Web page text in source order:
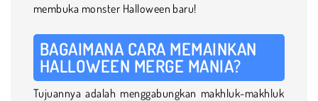
membuka monster Halloween baru!
BAGAIMANA CARA MEMAINKAN
HALLOWEEN MERGE MANIA?
Tujuannya adalah menggabungkan makhluk-makhluk